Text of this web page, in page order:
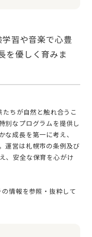
を優しく育みま
別なプログラムを提供し
成長を第一に考え、
運営は札幌市の条例及び
、安全な保育を心がけ
情報を参照・抜粋して